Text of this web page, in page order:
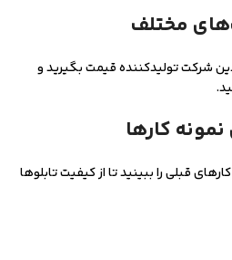
مختلف
شرکت تولیدکننده قیمت بگیرید و
کارها
قبلی را ببینید تا از کیفیت تابلوها